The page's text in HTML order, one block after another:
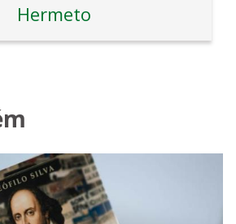
Hermeto